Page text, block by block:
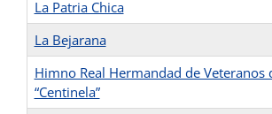
La Patria Chica
La Bejarana
Himno Real Hermandad de Veteranos
“Centinela”